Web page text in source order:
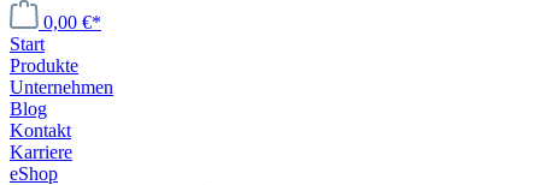
0,00 €*
Start
Produkte
Unternehmen
Blog
Kontakt
Karriere
eShop